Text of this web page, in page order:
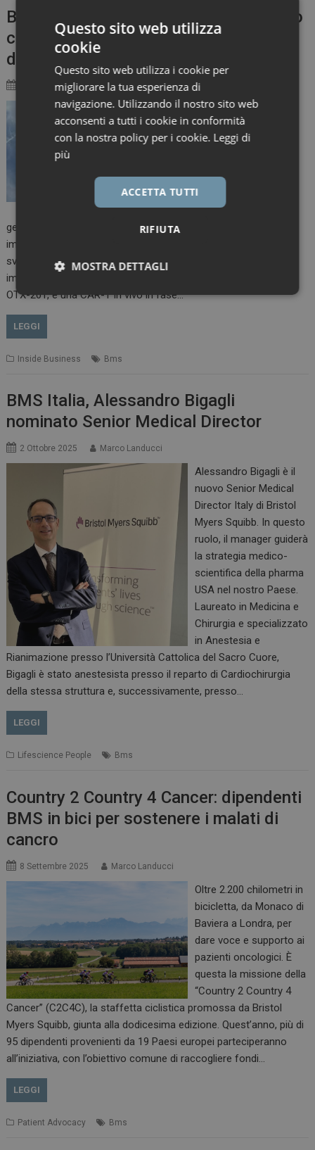
BMS punta sulle terapie cellulari in vivo
con l’acquisizione da 1,5 miliardi di
dollari di Orbital
13 Ottobre 2025 Marco Landucci
Bristol Myers Squibb
investe ancora nelle
terapie cellulari e
Therapeutics per 1,5
miliardi di dollari,
puntando sulla nuova
generazione di CAR-T in vivo, capaci di riprogrammare le cellule
immunitarie direttamente all’interno dell’organismo. Orbital
sviluppa farmaci a RNA progettati per indirizzare la risposta
immunitaria contro diverse patologie. Il suo asset principale,
OTX-201, è una CAR-T in vivo in fase…
LEGGI
Inside Business Bms
BMS Italia, Alessandro Bigagli
nominato Senior Medical Director
2 Ottobre 2025 Marco Landucci
Alessandro Bigagli è il
nuovo Senior Medical
Director Italy di Bristol
Myers Squibb. In questo
ruolo, il manager guiderà
la strategia medico-
scientifica della pharma
USA nel nostro Paese.
Laureato in Medicina e
Chirurgia e specializzato
in Anestesia e
Rianimazione presso l’Università Cattolica del Sacro Cuore,
Bigagli è stato anestesista presso il reparto di Cardiochirurgia
della stessa struttura e, successivamente, presso…
LEGGI
Lifescience People Bms
Country 2 Country 4 Cancer: dipendenti
BMS in bici per sostenere i malati di
cancro
8 Settembre 2025 Marco Landucci
Oltre 2.200 chilometri in
bicicletta, da Monaco di
Baviera a Londra, per
dare voce e supporto ai
pazienti oncologici. È
questa la missione della
“Country 2 Country 4
Cancer” (C2C4C), la staffetta ciclistica promossa da Bristol
Myers Squibb, giunta alla dodicesima edizione. Quest’anno, più di
95 dipendenti provenienti da 19 Paesi europei parteciperanno
all’iniziativa, con l’obiettivo comune di raccogliere fondi…
LEGGI
Patient Advocacy Bms
Questo sito web utilizza
cookie
Questo sito web utilizza i cookie per
migliorare la tua esperienza di
navigazione. Utilizzando il nostro sito web
acconsenti a tutti i cookie in conformità
con la nostra policy per i cookie. Leggi di
più
ACCETTA TUTTI
RIFIUTA
MOSTRA DETTAGLI
Necessari Marketing
Necessari Marketing
I cookie necessari contribuiscono a rendere fruibile il
navigazione sulle pagine e l'accesso alle aree
protette del sito. Il sito web non è in grado di
funzionare correttamente senza questi cookie.
FORNITORE / DOMINIO
SCADENZA
Google LLC
.dailyhealthindustry.it
1 anno 1
mese
ARRAffinitySameSite
Microsoft Corporation
PHPSESSID
PHP.net